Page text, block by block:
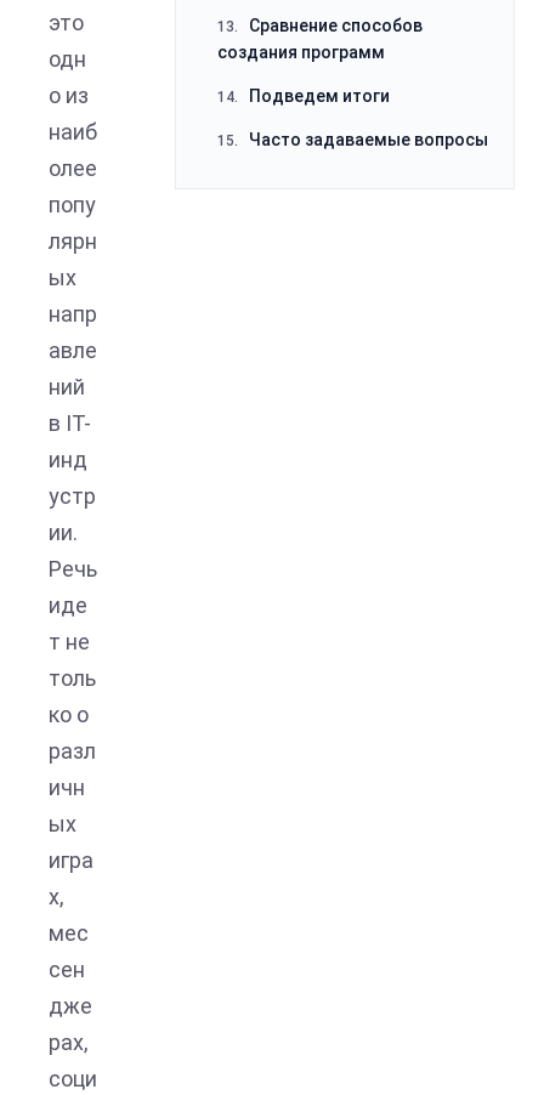
это
одн
о из
наиб
олее
попу
лярн
ых
напр
авле
ний
в IT-
инд
устр
ии.
Речь
иде
т не
толь
ко о
разл
ичн
ых
игра
х,
мес
сен
дже
рах,
соци
13.
создания программ
14. Подведем итоги
15. Часто задаваемые вопросы